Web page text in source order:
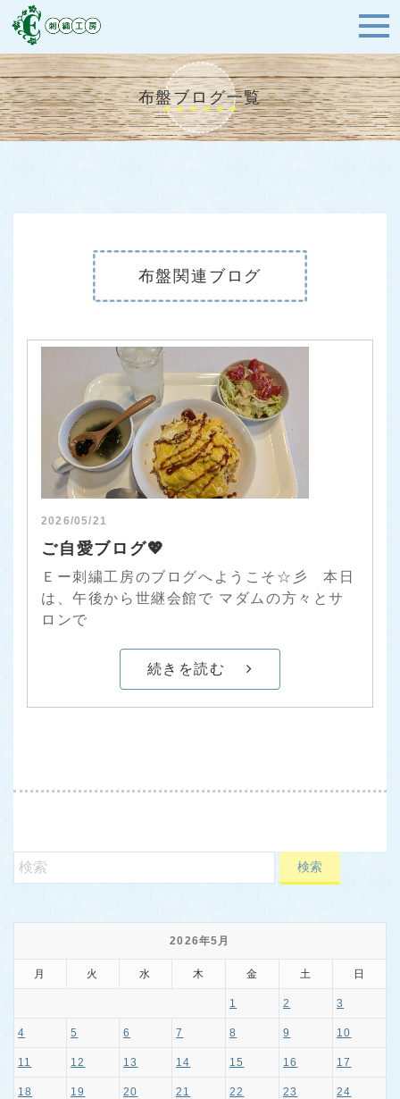
布盤ブログ一覧
布盤関連ブログ
2026/05/21
ご自愛ブログ💖
Ｅー刺繍工房のブログへようこそ☆彡 本日
は、午後から世継会館で マダムの方々とサ
ロンで
続きを読む
2026年5月
月 火 水 木 金 土 日
1 2 3
4 5 6 7 8 9 10
11 12 13 14 15 16 17
18 19 20 21 22 23 24